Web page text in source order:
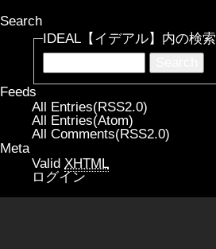
Search
IDEAL【イデアル】内の検索
Feeds
All Entries(RSS2.0)
All Entries(Atom)
All Comments(RSS2.0)
Meta
Valid XHTML
ログイン